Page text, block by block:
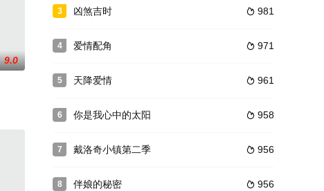
9.0
3  981
凶煞吉时
4  971
爱情配角
5  961
天降爱情
6  958
你是我心中的太阳
7  956
戴洛奇小镇第二季
8  956
伴娘的秘密